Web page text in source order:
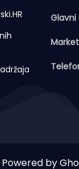
Glavni
Powered by